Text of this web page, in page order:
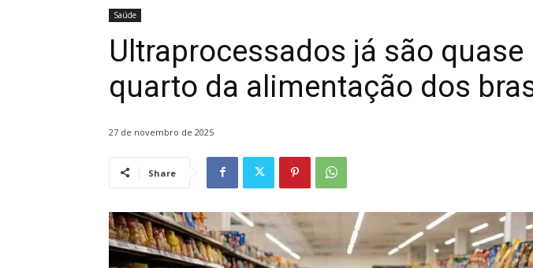
Saúde
Ultraprocessados já são quase
quarto da alimentação dos
27 de novembro de 2025
Share